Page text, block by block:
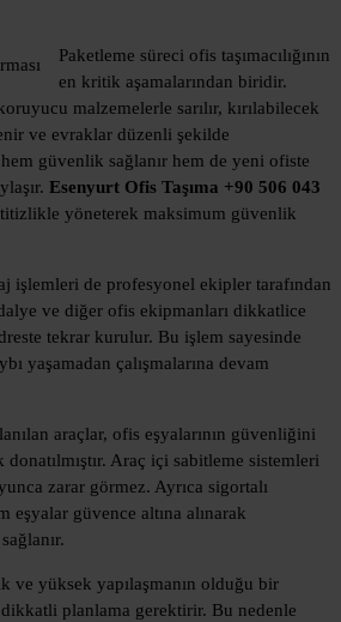
Paketleme süreci ofis taşımacılığının
en kritik aşamalarından biridir.
malzemelerle sarılır, kırılabilecek
ve evraklar düzenli şekilde
hem güvenlik sağlanır hem de yeni ofiste
Esenyurt Ofis Taşıma +90 506 043
yöneterek maksimum güvenlik
işlemleri de profesyonel ekipler tarafından
ve diğer ofis ekipmanları dikkatlice
tekrar kurulur. Bu işlem sayesinde
yaşamadan çalışmalarına devam
araçlar, ofis eşyalarının güvenliğini
Araç içi sabitleme sistemleri
zarar görmez. Ayrıca sigortalı
eşyalar güvence altına alınarak
ve yüksek yapılaşmanın olduğu bir
dikkatli planlama gerektirir. Bu nedenle